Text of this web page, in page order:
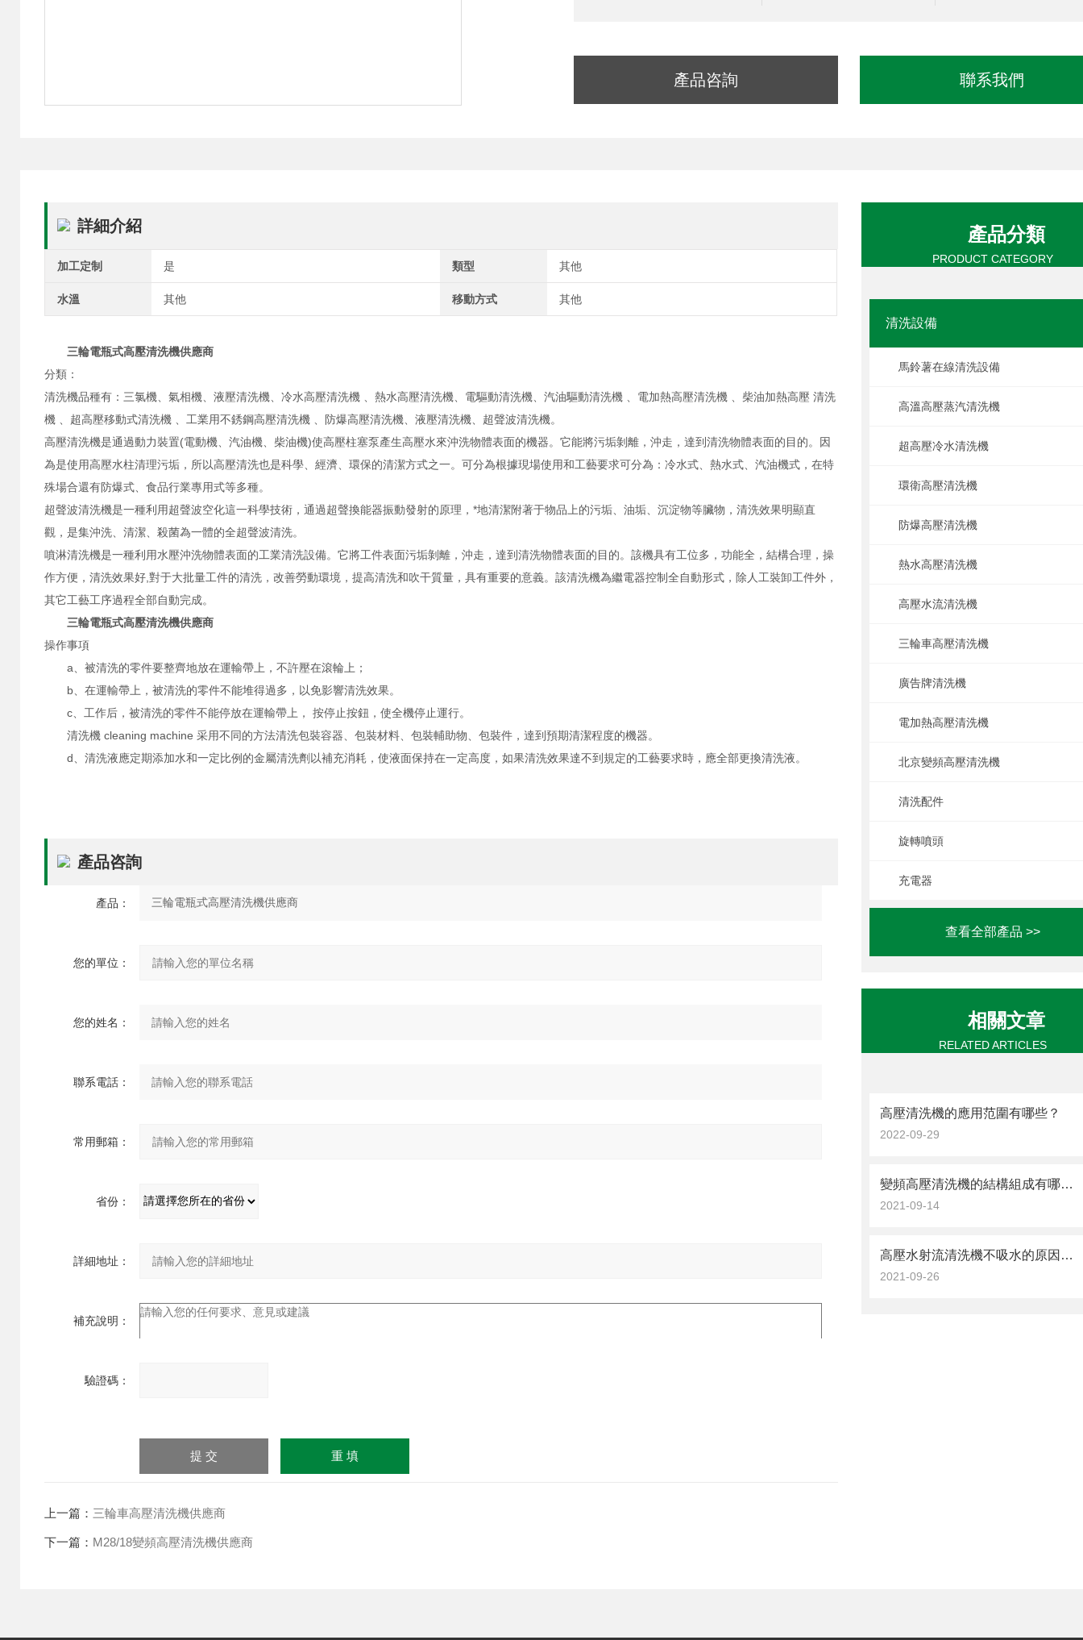
產品咨詢 聯系我們
產品分類
PRODUCT CATEGORY
清洗設備
馬鈴薯在線清洗設備
高溫高壓蒸汽清洗機
超高壓冷水清洗機
環衛高壓清洗機
防爆高壓清洗機
熱水高壓清洗機
高壓水流清洗機
三輪車高壓清洗機
廣告牌清洗機
電加熱高壓清洗機
北京變頻高壓清洗機
清洗配件
旋轉噴頭
充電器
查看全部產品 >>
相關文章
RELATED ARTICLES
高壓清洗機的應用范圍有哪些？
2022-09-29
變頻高壓清洗機的結構組成有哪些？
2021-09-14
高壓水射流清洗機不吸水的原因看完便知
2021-09-26
詳細介紹
加工定制 是 類型 其他
水溫 其他 移動方式 其他
三輪電瓶式高壓清洗機供應商
分類：
清洗機品種有：三氯機、氣相機、液壓清洗機、冷水高壓清洗機 、熱水高壓清洗機、電驅動清洗機、汽油驅動清洗機 、電加熱高壓清洗機 、柴油加熱高壓 清洗
機 、超高壓移動式清洗機 、工業用不銹鋼高壓清洗機 、防爆高壓清洗機、液壓清洗機、超聲波清洗機。
高壓清洗機是通過動力裝置(電動機、汽油機、柴油機)使高壓柱塞泵產生高壓水來沖洗物體表面的機器。它能將污垢剝離，沖走，達到清洗物體表面的目的。因
為是使用高壓水柱清理污垢，所以高壓清洗也是科學、經濟、環保的清潔方式之一。可分為根據現場使用和工藝要求可分為：冷水式、熱水式、汽油機式，在特
殊場合還有防爆式、食品行業專用式等多種。
超聲波清洗機是一種利用超聲波空化這一科學技術，通過超聲換能器振動發射的原理，*地清潔附著于物品上的污垢、油垢、沉淀物等臟物，清洗效果明顯直
觀，是集沖洗、清潔、殺菌為一體的全超聲波清洗。
噴淋清洗機是一種利用水壓沖洗物體表面的工業清洗設備。它將工件表面污垢剝離，沖走，達到清洗物體表面的目的。該機具有工位多，功能全，結構合理，操
作方便，清洗效果好,對于大批量工件的清洗，改善勞動環境，提高清洗和吹干質量，具有重要的意義。該清洗機為繼電器控制全自動形式，除人工裝卸工件外，
其它工藝工序過程全部自動完成。
三輪電瓶式高壓清洗機供應商
操作事項
a、被清洗的零件要整齊地放在運輸帶上，不許壓在滾輪上；
b、在運輸帶上，被清洗的零件不能堆得過多，以免影響清洗效果。
c、工作后，被清洗的零件不能停放在運輸帶上， 按停止按鈕，使全機停止運行。
清洗機 cleaning machine 采用不同的方法清洗包裝容器、包裝材料、包裝輔助物、包裝件，達到預期清潔程度的機器。
d、清洗液應定期添加水和一定比例的金屬清洗劑以補充消耗，使液面保持在一定高度，如果清洗效果達不到規定的工藝要求時，應全部更換清洗液。
產品咨詢
產品：
您的單位：
您的姓名：
聯系電話：
常用郵箱：
省份：
詳細地址：
補充說明：
驗證碼：
算結
果（填寫阿拉伯數字），
如：三加四=7
上一篇： 三輪車高壓清洗機供應商
下一篇： M28/18變頻高壓清洗機供應商